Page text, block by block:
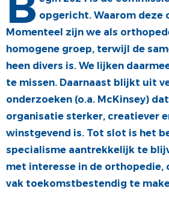
ALV
PRIJZEN EN LEZINGEN
STATUTEN EN REGLEMENTEN
VACATUREBANK
PERSCONTACT
PATIËNTENVOORLICHTING
MEDISCHE INDUSTRIE
GEDRAGSREGELS
opgericht. Waarom deze
Momenteel zijn we als
homogene groep, terwijl de
heen divers is. We lijken
te missen. Daarnaast blijkt uit
onderzoeken (o.a. McKinsey)
organisatie sterker, creatiever
winstgevend is. Tot slot is het
specialisme aantrekkelijk te
met interesse in de orthopedie,
vak toekomstbestendig te